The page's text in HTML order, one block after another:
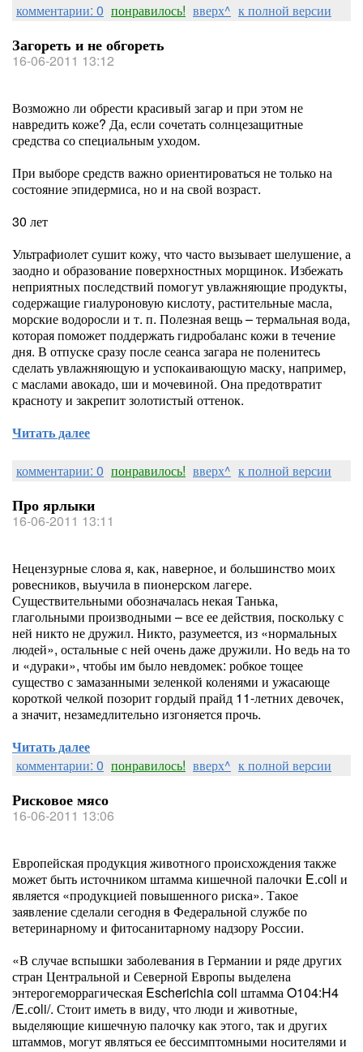
комментарии: 0 понравилось! вверх^ к полной версии
Загореть и не обгореть
16-06-2011 13:12
Возможно ли обрести красивый загар и при этом не
навредить коже? Да, если сочетать солнцезащитные
средства со специальным уходом.
При выборе средств важно ориентироваться не только на
состояние эпидермиса, но и на свой возраст.
30 лет
Ультрафиолет сушит кожу, что часто вызывает шелушение, а
заодно и образование поверхностных морщинок. Избежать
неприятных последствий помогут увлажняющие продукты,
содержащие гиалуроновую кислоту, растительные масла,
морские водоросли и т. п. Полезная вещь – термальная вода,
которая поможет поддержать гидробаланс кожи в течение
дня. В отпуске сразу после сеанса загара не поленитесь
сделать увлажняющую и успокаивающую маску, например,
с маслами авокадо, ши и мочевиной. Она предотвратит
красноту и закрепит золотистый оттенок.
Читать далее
комментарии: 0 понравилось! вверх^ к полной версии
Про ярлыки
16-06-2011 13:11
Нецензурные слова я, как, наверное, и большинство моих
ровесников, выучила в пионерском лагере.
Существительными обозначалась некая Танька,
глагольными производными – все ее действия, поскольку с
ней никто не дружил. Никто, разумеется, из «нормальных
людей», остальные с ней очень даже дружили. Но ведь на то
и «дураки», чтобы им было невдомек: робкое тощее
существо с замазанными зеленкой коленями и ужасающе
короткой челкой позорит гордый прайд 11-летних девочек,
а значит, незамедлительно изгоняется прочь.
Читать далее
комментарии: 0 понравилось! вверх^ к полной версии
Рисковое мясо
16-06-2011 13:06
Европейская продукция животного происхождения также
может быть источником штамма кишечной палочки E.сoli и
является «продукцией повышенного риска». Такое
заявление сделали сегодня в Федеральной службе по
ветеринарному и фитосанитарному надзору России.
«В случае вспышки заболевания в Германии и ряде других
стран Центральной и Северной Европы выделена
энтерогеморрагическая Escherichia coli штамма O104:H4
/E.сoli/. Стоит иметь в виду, что люди и животные,
выделяющие кишечную палочку как этого, так и других
штаммов, могут являться ее бессимптомными носителями и